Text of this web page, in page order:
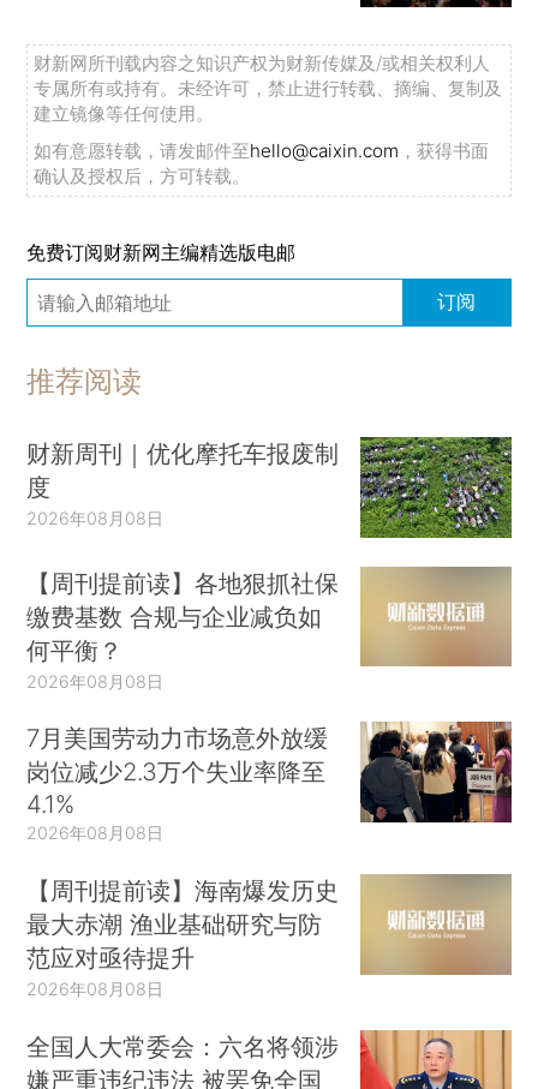
财新网所刊载内容之知识产权为财新传媒及/或相关权利人
专属所有或持有。未经许可，禁止进行转载、摘编、复制及
建立镜像等任何使用。
如有意愿转载，请发邮件至hello@caixin.com ，获得书面
确认及授权后，方可转载。
免费订阅财新网主编精选版电邮
订阅
推荐阅读
财新周刊｜优化摩托车报废制
度
2026年08月08日
【周刊提前读】各地狠抓社保
缴费基数 合规与企业减负如
何平衡？
2026年08月08日
7月美国劳动力市场意外放缓
岗位减少2.3万个失业率降至
4.1%
2026年08月08日
【周刊提前读】海南爆发历史
最大赤潮 渔业基础研究与防
范应对亟待提升
2026年08月08日
全国人大常委会：六名将领涉
嫌严重违纪违法 被罢免全国